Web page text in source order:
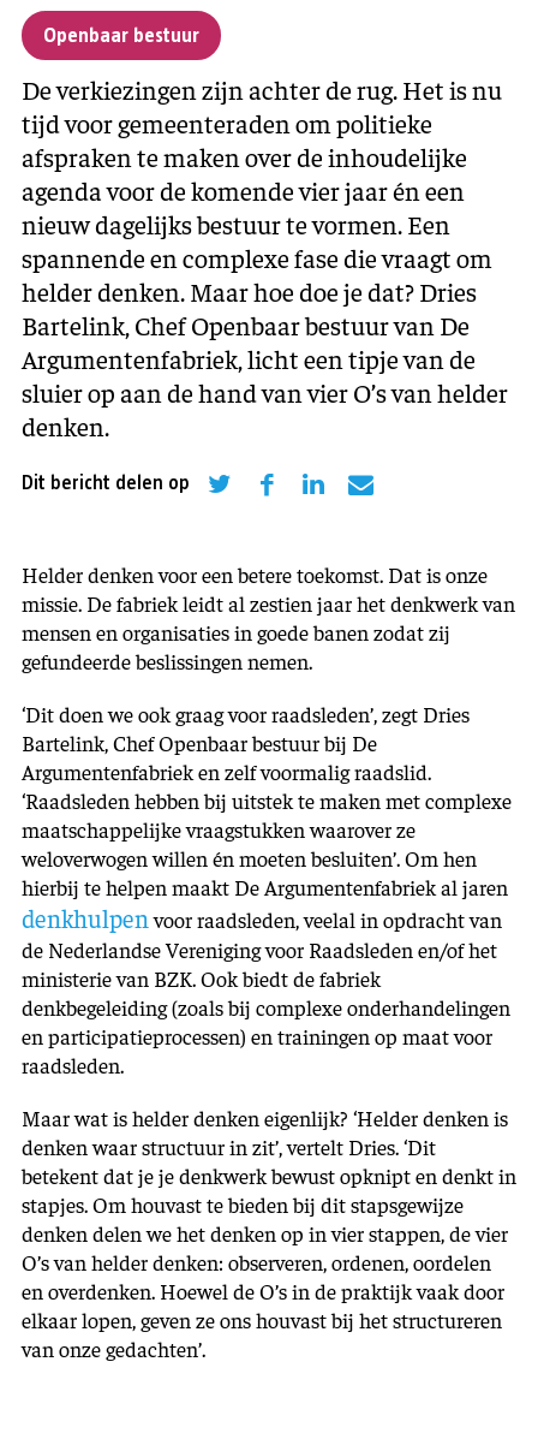
Openbaar bestuur
De verkiezingen zijn achter de rug. Het is nu
tijd voor gemeenteraden om politieke
afspraken te maken over de inhoudelijke
agenda voor de komende vier jaar én een
nieuw dagelijks bestuur te vormen. Een
spannende en complexe fase die vraagt om
helder denken. Maar hoe doe je dat? Dries
Bartelink, Chef Openbaar bestuur van De
Argumentenfabriek, licht een tipje van de
sluier op aan de hand van vier O’s van helder
denken.
Dit bericht delen op
Helder denken voor een betere toekomst. Dat is onze
missie. De fabriek leidt al zestien jaar het denkwerk van
mensen en organisaties in goede banen zodat zij
gefundeerde beslissingen nemen.
‘Dit doen we ook graag voor raadsleden’, zegt Dries
Bartelink, Chef Openbaar bestuur bij De
Argumentenfabriek en zelf voormalig raadslid.
‘Raadsleden hebben bij uitstek te maken met complexe
maatschappelijke vraagstukken waarover ze
weloverwogen willen én moeten besluiten’. Om hen
hierbij te helpen maakt De Argumentenfabriek al jaren
denkhulpen voor raadsleden, veelal in opdracht van
de Nederlandse Vereniging voor Raadsleden en/of het
ministerie van BZK. Ook biedt de fabriek
denkbegeleiding (zoals bij complexe onderhandelingen
en participatieprocessen) en trainingen op maat voor
raadsleden.
Maar wat is helder denken eigenlijk? ‘Helder denken is
denken waar structuur in zit’, vertelt Dries. ‘Dit
betekent dat je je denkwerk bewust opknipt en denkt in
stapjes. Om houvast te bieden bij dit stapsgewijze
denken delen we het denken op in vier stappen, de vier
O’s van helder denken: observeren, ordenen, oordelen
en overdenken. Hoewel de O’s in de praktijk vaak door
elkaar lopen, geven ze ons houvast bij het structureren
van onze gedachten’.